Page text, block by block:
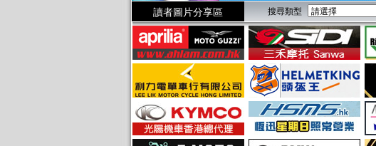
讀者圖片分享區 搜尋類型